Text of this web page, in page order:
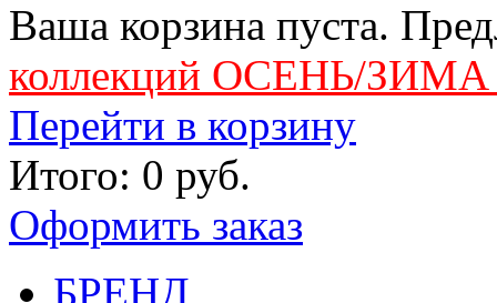
Ваша корзина пуста.
коллекций ОСЕНЬ/ЗИМА
Перейти в корзину
Итого: 0 руб.
Оформить заказ
БРЕНД